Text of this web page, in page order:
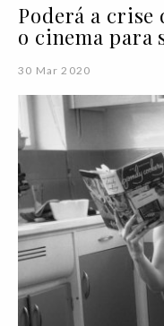
Poderá a
o cinema para
30 Mar 2020